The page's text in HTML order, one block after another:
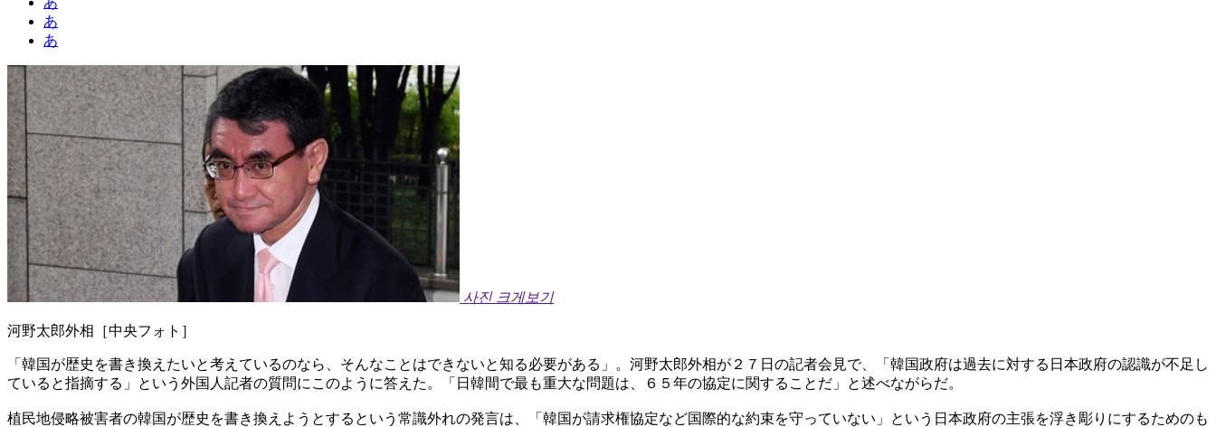
あ
あ
사진 크게보기
河野太郎外相［中央フォト］
「韓国が歴史を書き換えたいと考えているのなら、そんなことはできないと知る必要がある」。河野太郎外相が２７日の記者会見で、「韓国政府は過去に対する日本政府の認識が不足し
ていると指摘する」という外国人記者の質問にこのように答えた。「日韓間で最も重大な問題は、６５年の協定に関することだ」と述べながらだ。
植民地侵略被害者の韓国が歴史を書き換えようとするという常識外れの発言は、「韓国が請求権協定など国際的な約束を守っていない」という日本政府の主張を浮き彫りにするためのも